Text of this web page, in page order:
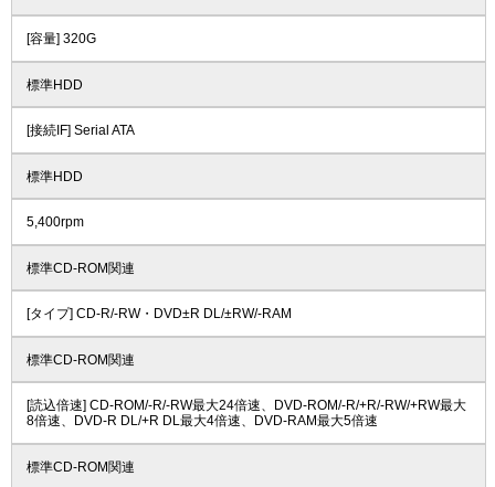
[容量] 320G
標準HDD
[接続IF] Serial ATA
標準HDD
5,400rpm
標準CD-ROM関連
[タイプ] CD-R/-RW・DVD±R DL/±RW/-RAM
標準CD-ROM関連
[読込倍速] CD-ROM/-R/-RW最大24倍速、DVD-ROM/-R/+R/-RW/+RW最大
8倍速、DVD-R DL/+R DL最大4倍速、DVD-RAM最大5倍速
標準CD-ROM関連